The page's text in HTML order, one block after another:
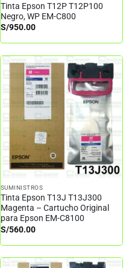
Tinta Epson T12P T12P100
Negro, WP EM-C800
S/950.00
SUMINISTROS
Tinta Epson T13J T13J300
Magenta – Cartucho Original
para Epson EM-C8100
S/560.00